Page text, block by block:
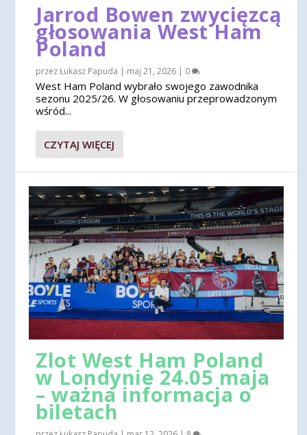
Jarrod Bowen zwycięzcą
głosowania West Ham
Poland
przezŁukasz Papuda | maj 21, 2026 | 0
West Ham Poland wybrało swojego zawodnika
sezonu 2025/26. W głosowaniu przeprowadzonym
wśród...
CZYTAJ WIĘCEJ
Zlot West Ham Poland
w Londynie 24.05 maja
– ważna informacja o
biletach